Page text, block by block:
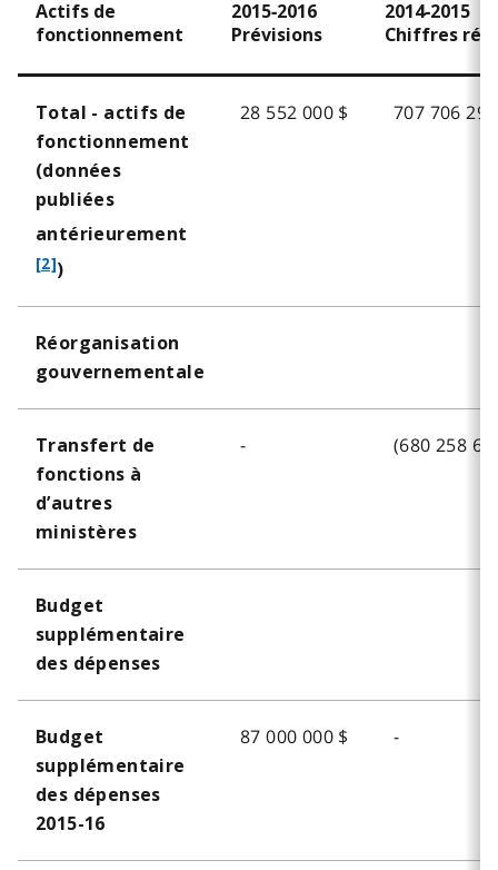
Actifs de
fonctionnement
2015‑2016
Prévisions
2014‑2015
Chiffres
Total - actifs de
fonctionnement
(données
publiées
antérieurement
o
[2])
28 552 000 $ 707 706
Réorganisation
gouvernementale
Transfert de
fonctions à
d’autres
ministères
- (680 258
Budget
supplémentaire
des dépenses
Budget
supplémentaire
des dépenses
2015-16
87 000 000 $ -